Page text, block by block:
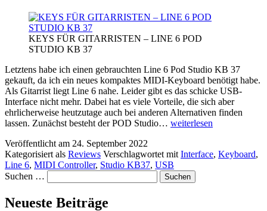
KEYS FÜR GITARRISTEN – LINE 6 POD
STUDIO KB 37
Letztens habe ich einen gebrauchten Line 6 Pod Studio KB 37
gekauft, da ich ein neues kompaktes MIDI-Keyboard benötigt habe.
Als Gitarrist liegt Line 6 nahe. Leider gibt es das schicke USB-
Interface nicht mehr. Dabei hat es viele Vorteile, die sich aber
ehrlicherweise heutzutage auch bei anderen Alternativen finden
lassen. Zunächst besteht der POD Studio… KEYS
–
LINE
6
weiterlesen
Veröffentlicht am 24. September 2022
Kategorisiert als Reviews Verschlagwortet mit Interface, Keyboard,
Line 6, MIDI Controller, Studio KB37, USB
Suchen …
Neueste Beiträge